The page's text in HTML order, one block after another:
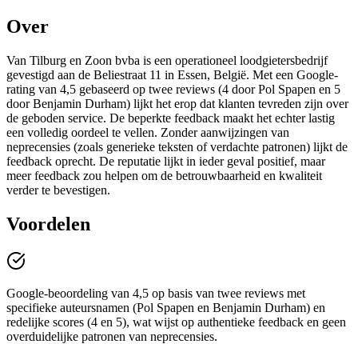
Over
Van Tilburg en Zoon bvba is een operationeel loodgietersbedrijf
gevestigd aan de Beliestraat 11 in Essen, België. Met een Google-
rating van 4,5 gebaseerd op twee reviews (4 door Pol Spapen en 5
door Benjamin Durham) lijkt het erop dat klanten tevreden zijn over
de geboden service. De beperkte feedback maakt het echter lastig
een volledig oordeel te vellen. Zonder aanwijzingen van
neprecensies (zoals generieke teksten of verdachte patronen) lijkt de
feedback oprecht. De reputatie lijkt in ieder geval positief, maar
meer feedback zou helpen om de betrouwbaarheid en kwaliteit
verder te bevestigen.
Voordelen
Google-beoordeling van 4,5 op basis van twee reviews met
specifieke auteursnamen (Pol Spapen en Benjamin Durham) en
redelijke scores (4 en 5), wat wijst op authentieke feedback en geen
overduidelijke patronen van neprecensies.